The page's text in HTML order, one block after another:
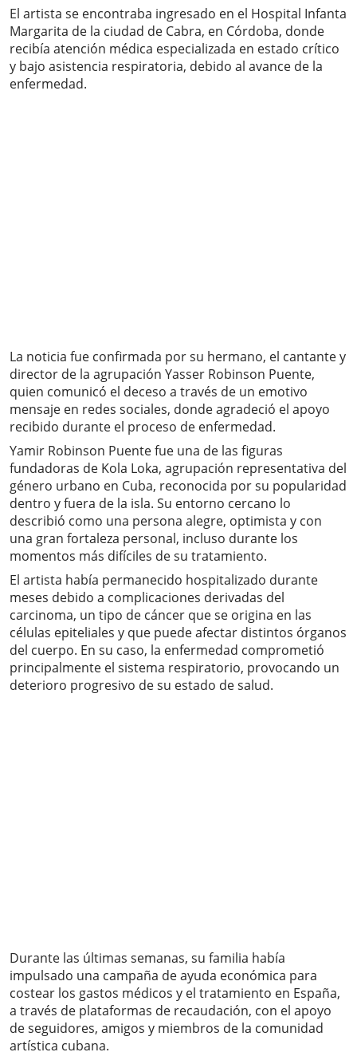
El artista se encontraba ingresado en el Hospital Infanta
Margarita de la ciudad de Cabra, en Córdoba, donde
recibía atención médica especializada en estado crítico
y bajo asistencia respiratoria, debido al avance de la
enfermedad.
La noticia fue confirmada por su hermano, el cantante y
director de la agrupación Yasser Robinson Puente,
quien comunicó el deceso a través de un emotivo
mensaje en redes sociales, donde agradeció el apoyo
recibido durante el proceso de enfermedad.
Yamir Robinson Puente fue una de las figuras
fundadoras de Kola Loka, agrupación representativa del
género urbano en Cuba, reconocida por su popularidad
dentro y fuera de la isla. Su entorno cercano lo
describió como una persona alegre, optimista y con
una gran fortaleza personal, incluso durante los
momentos más difíciles de su tratamiento.
El artista había permanecido hospitalizado durante
meses debido a complicaciones derivadas del
carcinoma, un tipo de cáncer que se origina en las
células epiteliales y que puede afectar distintos órganos
del cuerpo. En su caso, la enfermedad comprometió
principalmente el sistema respiratorio, provocando un
deterioro progresivo de su estado de salud.
Durante las últimas semanas, su familia había
impulsado una campaña de ayuda económica para
costear los gastos médicos y el tratamiento en España,
a través de plataformas de recaudación, con el apoyo
de seguidores, amigos y miembros de la comunidad
artística cubana.